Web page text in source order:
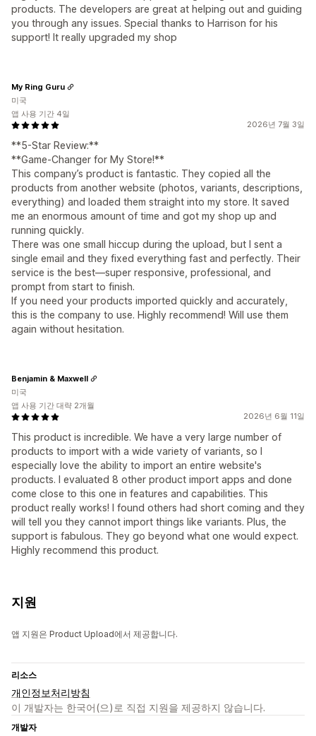
products. The developers are great at helping out and guiding
you through any issues. Special thanks to Harrison for his
support! It really upgraded my shop
2026년 7월 3일
**5-Star Review:**
**Game-Changer for My Store!**
This company’s product is fantastic. They copied all the
products from another website (photos, variants, descriptions,
everything) and loaded them straight into my store. It saved
me an enormous amount of time and got my shop up and
running quickly.
There was one small hiccup during the upload, but I sent a
single email and they fixed everything fast and perfectly. Their
service is the best—super responsive, professional, and
prompt from start to finish.
If you need your products imported quickly and accurately,
this is the company to use. Highly recommend! Will use them
again without hesitation.
My Ring Guru
미국
앱 사용 기간 4일
2026년 6월 11일
This product is incredible. We have a very large number of
products to import with a wide variety of variants, so I
especially love the ability to import an entire website's
products. I evaluated 8 other product import apps and done
come close to this one in features and capabilities. This
product really works! I found others had short coming and they
will tell you they cannot import things like variants. Plus, the
support is fabulous. They go beyond what one would expect.
Highly recommend this product.
Benjamin & Maxwell
미국
앱 사용 기간 대략 2개월
지원
앱 지원은 Product Upload에서 제공합니다.
리소스
개인정보처리방침
이 개발자는 한국어(으)로 직접 지원을 제공하지 않습니다.
개발자